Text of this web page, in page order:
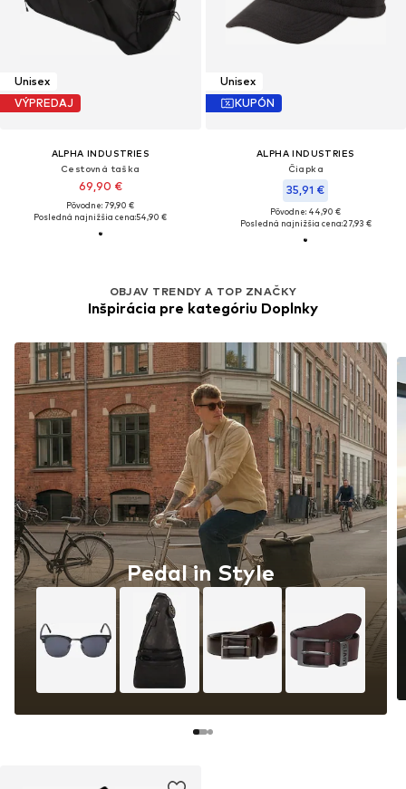
Unisex
VÝPREDAJ
ALPHA INDUSTRIES
Cestovná taška
69,90 €
Pôvodne: 79,90 €
Posledná najnižšia cena:54,90 €
Unisex
KUPÓN
ALPHA INDUSTRIES
Čiapka
35,91 €
Pôvodne: 44,90 €
Posledná najnižšia cena:27,93 €
OBJAV TRENDY A TOP ZNAČKY
Inšpirácia pre kategóriu Doplnky
Pedal in Style